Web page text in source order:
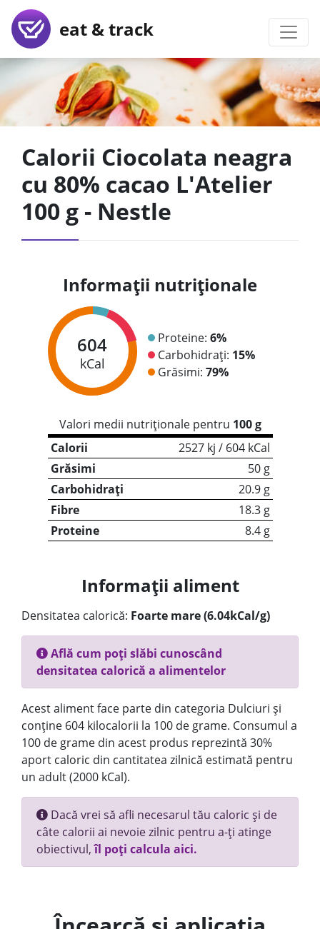
eat & track
Calorii Ciocolata neagra
cu 80% cacao L'Atelier
100 g - Nestle
Informații nutriționale
604
kCal
Proteine: 6%
Carbohidrați: 15%
Grăsimi: 79%
Valori medii nutriționale pentru 100 g
Calorii
2527 kj / 604 kCal
Grăsimi
50 g
Carbohidrați
20.9 g
Fibre
18.3 g
Proteine
8.4 g
Informații aliment
Densitatea calorică: Foarte mare (6.04kCal/g)
Află cum poți slăbi cunoscând
densitatea calorică a alimentelor
Acest aliment face parte din categoria Dulciuri și
conține 604 kilocalorii la 100 de grame. Consumul a
100 de grame din acest produs reprezintă 30%
aport caloric din cantitatea zilnică estimată pentru
un adult (2000 kCal).
Dacă vrei să afli necesarul tău caloric și de
câte calorii ai nevoie zilnic pentru a-ți atinge
obiectivul,îl poți calcula aici.